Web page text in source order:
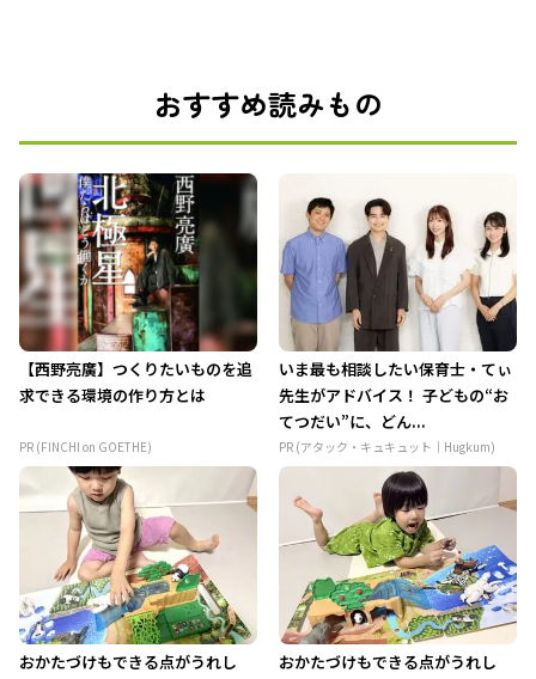
おすすめ読みもの
【西野亮廣】つくりたいものを追
求できる環境の作り方とは
PR (FINCHI on GOETHE)
いま最も相談したい保育士・てぃ
先生がアドバイス！ 子どもの“お
てつだい”に、どん...
PR (アタック・キュキュット｜Hugkum)
おかたづけもできる点がうれし
おかたづけもできる点がうれし